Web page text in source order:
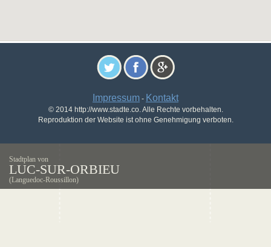
Impressum - Kontakt
© 2014 http://www.stadte.co. Alle Rechte vorbehalten.
Reproduktion der Website ist ohne Genehmigung verboten.
Stadtplan von
LUC-SUR-ORBIEU
(Languedoc-Roussillon)